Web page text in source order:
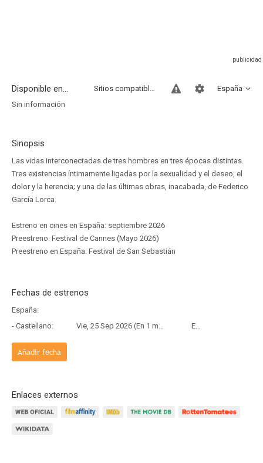
Disponible en... España
Sitios compatibles
Sin información
Sinopsis
Las vidas interconectadas de tres hombres en tres épocas distintas.
Tres existencias íntimamente ligadas por la sexualidad y el deseo, el
dolor y la herencia; y una de las últimas obras, inacabada, de Federico
García Lorca.
Estreno en cines en España: septiembre 2026
Preestreno: Festival de Cannes (Mayo 2026)
Preestreno en España: Festival de San Sebastián
Fechas de estrenos
España:
- Castellano:
Vie, 25 Sep 2026 (En 1 mes y 17 días) Estreno
Añadir fecha
Enlaces externos